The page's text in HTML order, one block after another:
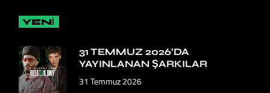
YENİ
31 TEMMUZ 2026’DA
YAYINLANAN ŞARKILAR
31 Temmuz 2026